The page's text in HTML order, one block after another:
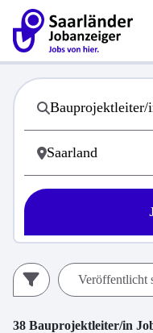
Veröffentlicht
38 Bauprojektleiter/in